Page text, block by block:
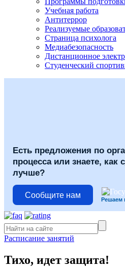
Учебная работа
Антитеррор
Реализуемые
Страница психолога
Медиабезопасность
Дистанционное
Студенческий
Есть предложения по
процесса или знаете, как
лучше?
Сообщите нам Решаем
Расписание занятий
Тихо, идет защита!